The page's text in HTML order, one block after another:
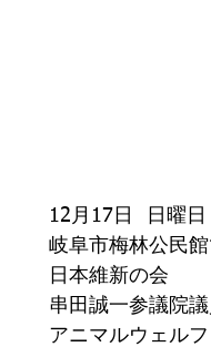
12月17日  日曜日
岐阜市梅林公民
日本維新の会
串田誠一参議院
アニマルウェル